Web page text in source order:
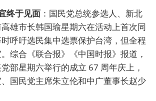
终于见面 ：国民党总统参选人、新北
雄市长韩国瑜星期六在活动上首次同
呼吁选民集中选票保护台湾，但全程
综合《联合报》《中国时报》报道，
部星期六举行的成立 67 周年庆上，
国民党主席朱立伦和中广董事长赵少